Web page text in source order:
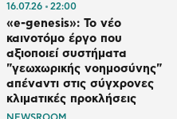
16.07.26 22:00
«e-genesis»: Το νέο
καινοτόμο έργο που
αξιοποιεί συστήματα
"γεωχωρικής νοημοσύνης"
απέναντι στις σύγχρονες
κλιματικές προκλήσεις